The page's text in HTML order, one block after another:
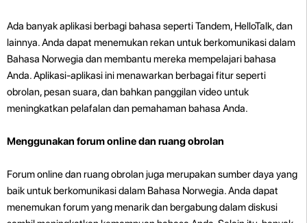
Ada banyak aplikasi berbagi bahasa seperti Tandem, HelloTalk, dan
lainnya. Anda dapat menemukan rekan untuk berkomunikasi dalam
Bahasa Norwegia dan membantu mereka mempelajari bahasa
Anda. Aplikasi-aplikasi ini menawarkan berbagai fitur seperti
obrolan, pesan suara, dan bahkan panggilan video untuk
meningkatkan pelafalan dan pemahaman bahasa Anda.
Menggunakan forum online dan ruang obrolan
Forum online dan ruang obrolan juga merupakan sumber daya yang
baik untuk berkomunikasi dalam Bahasa Norwegia. Anda dapat
menemukan forum yang menarik dan bergabung dalam diskusi